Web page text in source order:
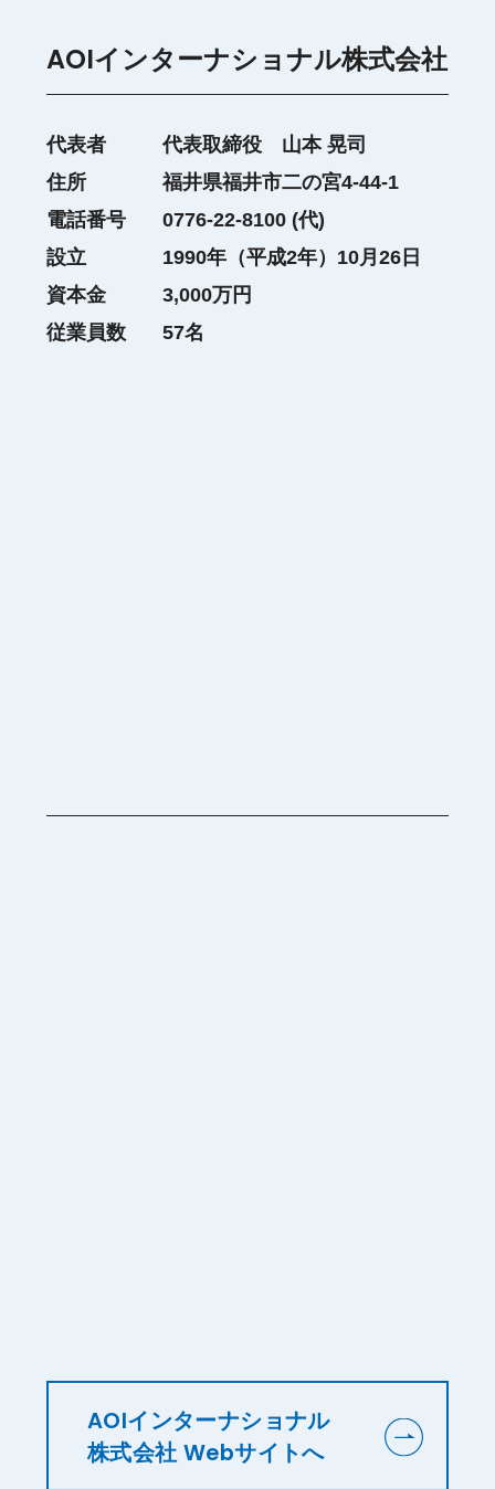
AOIインターナショナル株式会社
代表者
代表取締役 山本 晃司
住所
福井県福井市二の宮4-44-1
電話番号
0776-22-8100 (代)
設立
1990年（平成2年）10月26日
資本金
3,000万円
従業員数
57名
AOIインターナショナル
株式会社 Webサイトへ